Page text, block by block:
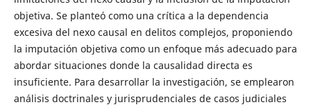
objetiva. Se planteó como una crítica a la dependencia
excesiva del nexo causal en delitos complejos, proponiendo
la imputación objetiva como un enfoque más adecuado para
abordar situaciones donde la causalidad directa es
insuficiente. Para desarrollar la investigación, se emplearon
análisis doctrinales y jurisprudenciales de casos judiciales